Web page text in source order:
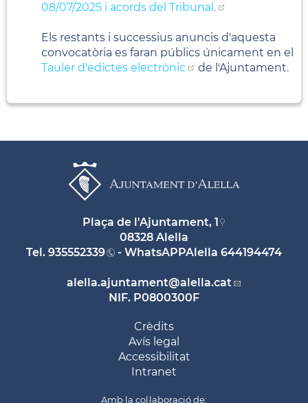
08/07/2025 i acords del Tribunal.
Els restants i successius anuncis d'aquesta
convocatòria es faran públics únicament en el
Tauler d'edictes electrònic
de l'Ajuntament.
Plaça de l'Ajuntament, 1
08328 Alella
Tel. 935552339 - WhatsAPPAlella 644194474
alella.ajuntament@alella.cat
NIF. P0800300F
Crèdits
Avís legal
Accessibilitat
Intranet
Amb la col·laboració de: